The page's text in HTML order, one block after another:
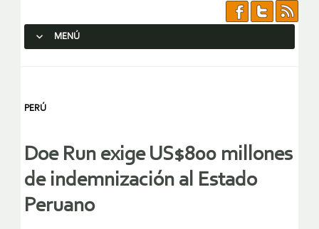
MENÚ
PERÚ
Doe Run exige US$800 millones
de indemnización al Estado
Peruano